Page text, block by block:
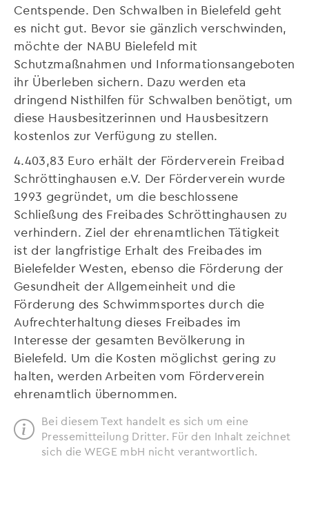
Centspende. Den Schwalben in Bielefeld geht
es nicht gut. Bevor sie gänzlich verschwinden,
möchte der NABU Bielefeld mit
Schutzmaßnahmen und Informationsangeboten
ihr Überleben sichern. Dazu werden eta
dringend Nisthilfen für Schwalben benötigt, um
diese Hausbesitzerinnen und Hausbesitzern
kostenlos zur Verfügung zu stellen.
4.403,83 Euro erhält der Förderverein Freibad
Schröttinghausen e.V. Der Förderverein wurde
1993 gegründet, um die beschlossene
Schließung des Freibades Schröttinghausen zu
verhindern. Ziel der ehrenamtlichen Tätigkeit
ist der langfristige Erhalt des Freibades im
Bielefelder Westen, ebenso die Förderung der
Gesundheit der Allgemeinheit und die
Förderung des Schwimmsportes durch die
Aufrechterhaltung dieses Freibades im
Interesse der gesamten Bevölkerung in
Bielefeld. Um die Kosten möglichst gering zu
halten, werden Arbeiten vom Förderverein
ehrenamtlich übernommen.
Bei diesem Text handelt es sich um eine
Pressemitteilung Dritter. Für den Inhalt zeichnet
sich die WEGE mbH nicht verantwortlich.